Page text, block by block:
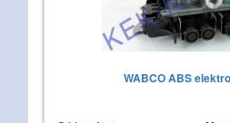
WABCO ABS